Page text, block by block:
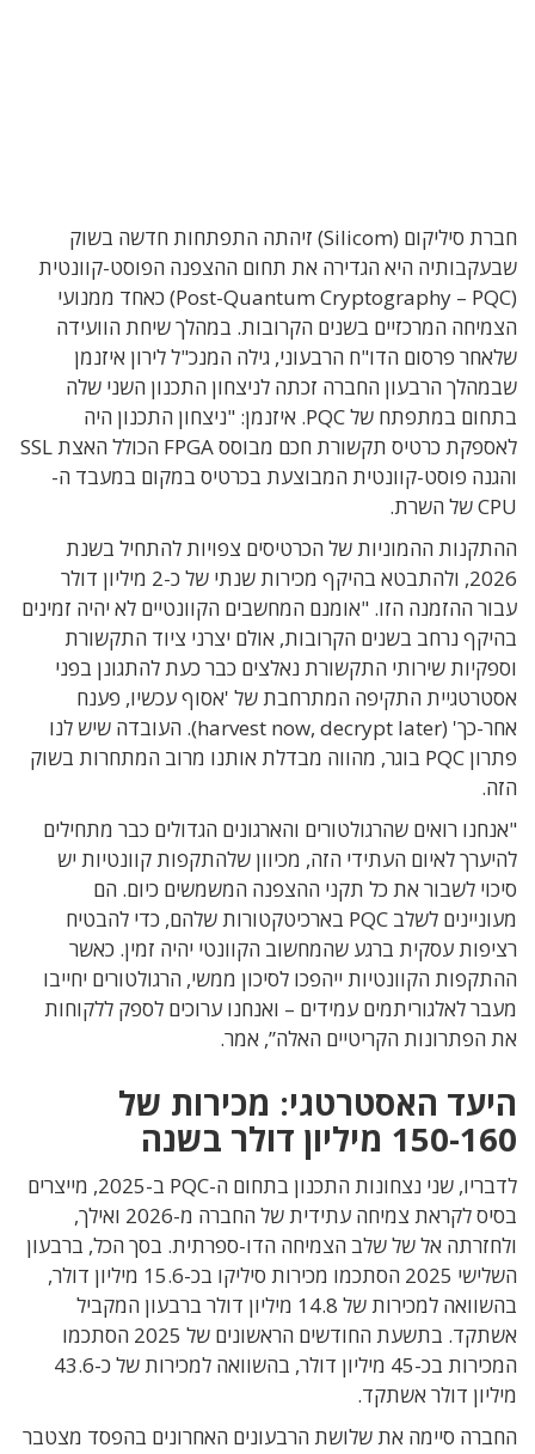
חברת סיליקום (Silicom) זיהתה התפתחות חדשה בשוק
שבעקבותיה היא הגדירה את תחום ההצפנה הפוסט-קוונטית
(Post-Quantum Cryptography – PQC) כאחד ממנועי
הצמיחה המרכזיים בשנים הקרובות. במהלך שיחת הוועידה
שלאחר פרסום הדו"ח הרבעוני, גילה המנכ"ל לירון איזנמן
שבמהלך הרבעון החברה זכתה לניצחון התכנון השני שלה
בתחום במתפתח של PQC. איזנמן: "ניצחון התכנון היה
לאספקת כרטיס תקשורת חכם מבוסס FPGA הכולל האצת SSL
והגנה פוסט-קוונטית המבוצעת בכרטיס במקום במעבד ה-
CPU של השרת.
ההתקנות ההמוניות של הכרטיסים צפויות להתחיל בשנת
2026, ולהתבטא בהיקף מכירות שנתי של כ-2 מיליון דולר
עבור ההזמנה הזו. "אומנם המחשבים הקוונטיים לא יהיה זמינים
בהיקף נרחב בשנים הקרובות, אולם יצרני ציוד התקשורת
וספקיות שירותי התקשורת נאלצים כבר כעת להתגונן בפני
אסטרטגיית התקיפה המתרחבת של 'אסוף עכשיו, פענח
אחר-כך' (harvest now, decrypt later). העובדה שיש לנו
פתרון PQC בוגר, מהווה מבדלת אותנו מרוב המתחרות בשוק
הזה.
"אנחנו רואים שהרגולטורים והארגונים הגדולים כבר מתחילים
להיערך לאיום העתידי הזה, מכיוון שלהתקפות קוונטיות יש
סיכוי לשבור את כל תקני ההצפנה המשמשים כיום. הם
מעוניינים לשלב PQC בארכיטקטורות שלהם, כדי להבטיח
רציפות עסקית ברגע שהמחשוב הקוונטי יהיה זמין. כאשר
ההתקפות הקוונטיות ייהפכו לסיכון ממשי, הרגולטורים יחייבו
מעבר לאלגוריתמים עמידים – ואנחנו ערוכים לספק ללקוחות
את הפתרונות הקריטיים האלה”, אמר.
היעד האסטרטגי: מכירות של
150-160 מיליון דולר בשנה
לדבריו, שני נצחונות התכנון בתחום ה-PQC ב-2025, מייצרים
בסיס לקראת צמיחה עתידית של החברה מ-2026 ואילך,
ולחזרתה אל של שלב הצמיחה הדו-ספרתית. בסך הכל, ברבעון
השלישי 2025 הסתכמו מכירות סיליקו בכ-15.6 מיליון דולר,
בהשוואה למכירות של 14.8 מיליון דולר ברבעון המקביל
אשתקד. בתשעת החודשים הראשונים של 2025 הסתכמו
המכירות בכ-45 מיליון דולר, בהשוואה למכירות של כ-43.6
מיליון דולר אשתקד.
החברה סיימה את שלושת הרבעונים האחרונים בהפסד מצטבר